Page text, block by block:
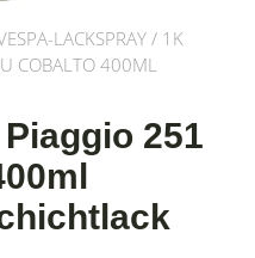
LACKSPRAY / 1K
COBALTO 400ML
251